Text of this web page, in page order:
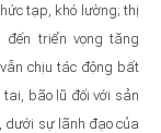
tạp, khó lường; thị
đến triển vọng tăng
chịu tác động bất
bão lũ đối với sản
dưới sự lãnh đạo của